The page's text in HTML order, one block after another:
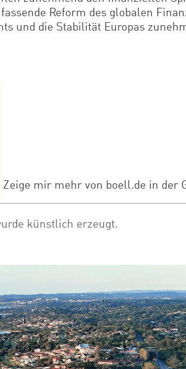
Reform des globalen
und die Stabilität Europas
Zeige mir mehr von boell.de in der
künstlich erzeugt.